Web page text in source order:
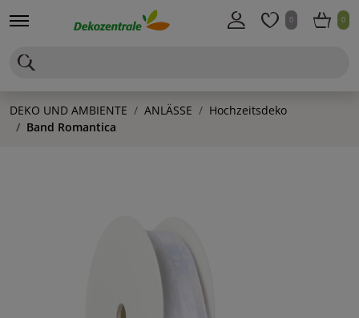
0 0
DEKO UND AMBIENTE ANLÄSSE
Hochzeitsdeko
Band Romantica